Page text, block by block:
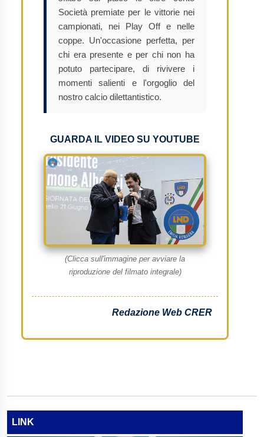
Società premiate per le vittorie nei
campionati, nei Play Off e nelle
coppe. Un'occasione perfetta, per
chi era presente e per chi non ha
potuto partecipare, di rivivere i
momenti salienti e l'orgoglio del
nostro calcio dilettantistico.
GUARDA IL VIDEO SU YOUTUBE
(Clicca sull'immagine per avviare la
riproduzione del filmato integrale)
Redazione Web CRER
LINK